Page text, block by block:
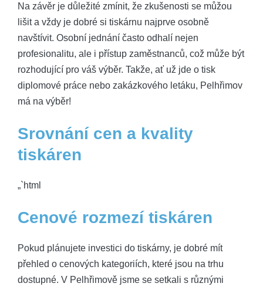
Na závěr⁢ je důležité⁢ zmínit, že zkušenosti se můžou
lišit a vždy je dobré ‍si tiskárnu najprve osobně⁤
navštívit. Osobní‍ jednání často odhalí nejen
profesionalitu, ale i přístup zaměstnanců, ⁤což ‍může být
rozhodující pro váš výběr.‍ Takže, ať už jde o tisk
diplomové ⁣práce nebo zakázkového letáku,⁤ Pelhřimov
má⁤ na ⁢výběr!
Srovnání cen a kvality
tiskáren
„`html
Cenové rozmezí⁣ tiskáren
Pokud plánujete ‌investici⁣ do ‍tiskárny, je dobré⁢ mít
přehled o cenových kategoriích, které jsou‍ na trhu ​
dostupné. V⁣ Pelhřimově jsme se setkali ⁤s různými